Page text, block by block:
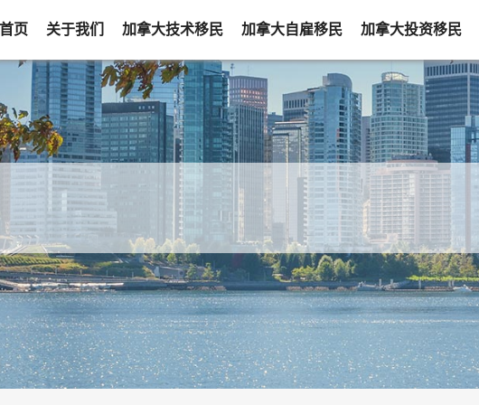
页 关于我们 加拿大技术移民 加拿大自雇移民 加拿大投资移民